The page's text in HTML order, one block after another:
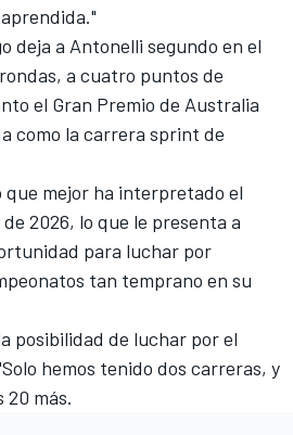
deja a Antonelli segundo en el
a cuatro puntos de
el Gran Premio de Australia
como la carrera sprint de
que mejor ha interpretado el
2026, lo que le presenta a
para luchar por
tan temprano en su
posibilidad de luchar por el
hemos tenido dos carreras, y
20 más.